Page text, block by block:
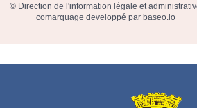
© Direction de l'information légale et
comarquage developpé par baseo.io